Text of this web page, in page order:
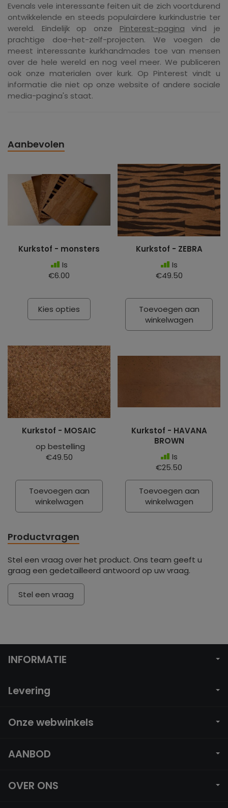
Evenals vele interessante feiten uit de zich voortdurend
ontwikkelende en steeds populairdere kurkindustrie ter
wereld. Eindelijk op onze Pinterest-pagina vind je
prachtige doe-het-zelf-projecten. We voegen de
meest interessante kurkhandmades toe van mensen
over de hele wereld en nog veel meer. We publiceren
ook onze materialen over kurk. Op Pinterest vindt u
informatie die niet op onze website of andere sociale
media-pagina's staat.
Aanbevolen
Kurkstof - monsters
Is
€6.00
Kies opties
Kurkstof - ZEBRA
Is
€49.50
Toevoegen aan
winkelwagen
Kurkstof - MOSAIC
op bestelling
€49.50
Toevoegen aan
winkelwagen
Kurkstof - HAVANA
BROWN
Is
€25.50
Toevoegen aan
winkelwagen
Productvragen
Stel een vraag over het product. Ons team geeft u
graag een gedetailleerd antwoord op uw vraag.
Stel een vraag
INFORMATIE
Levering
Onze webwinkels
AANBOD
OVER ONS